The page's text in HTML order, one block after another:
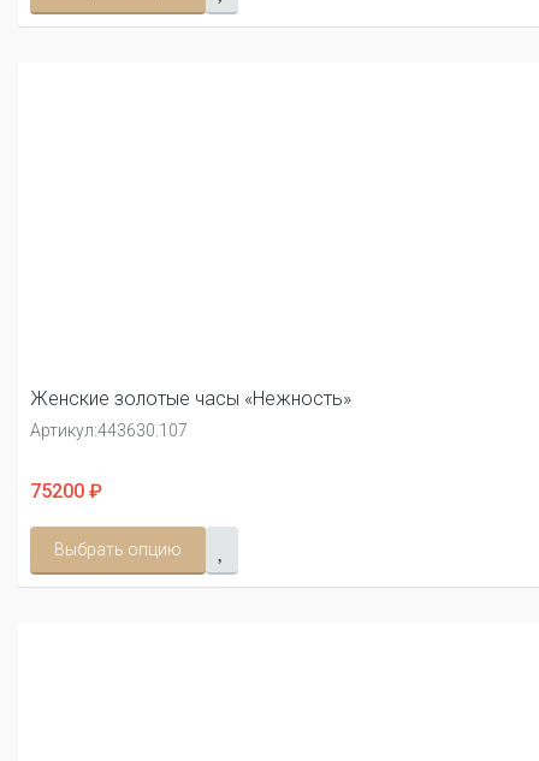
Женские золотые часы «Нежность»
Артикул:443630.107
75200 ₽
Выбрать опцию